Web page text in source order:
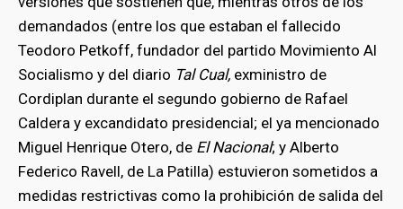
demandados (entre los que estaban el fallecido
Teodoro Petkoff, fundador del partido Movimiento Al
Socialismo y del diario Tal Cual, exministro de
Cordiplan durante el segundo gobierno de Rafael
Caldera y excandidato presidencial; el ya mencionado
Miguel Henrique Otero, de El Nacional; y Alberto
Federico Ravell, de La Patilla) estuvieron sometidos a
medidas restrictivas como la prohibición de salida del